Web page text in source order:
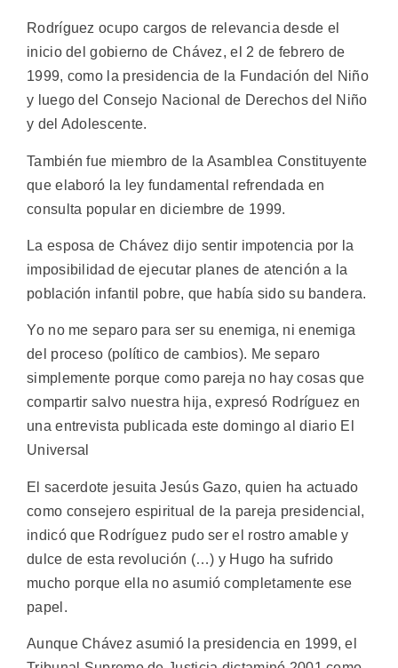
Rodríguez ocupo cargos de relevancia desde el
inicio del gobierno de Chávez, el 2 de febrero de
1999, como la presidencia de la Fundación del Niño
y luego del Consejo Nacional de Derechos del Niño
y del Adolescente.
También fue miembro de la Asamblea Constituyente
que elaboró la ley fundamental refrendada en
consulta popular en diciembre de 1999.
La esposa de Chávez dijo sentir impotencia por la
imposibilidad de ejecutar planes de atención a la
población infantil pobre, que había sido su bandera.
Yo no me separo para ser su enemiga, ni enemiga
del proceso (político de cambios). Me separo
simplemente porque como pareja no hay cosas que
compartir salvo nuestra hija, expresó Rodríguez en
una entrevista publicada este domingo al diario El
Universal
El sacerdote jesuita Jesús Gazo, quien ha actuado
como consejero espiritual de la pareja presidencial,
indicó que Rodríguez pudo ser el rostro amable y
dulce de esta revolución (…) y Hugo ha sufrido
mucho porque ella no asumió completamente ese
papel.
Aunque Chávez asumió la presidencia en 1999, el